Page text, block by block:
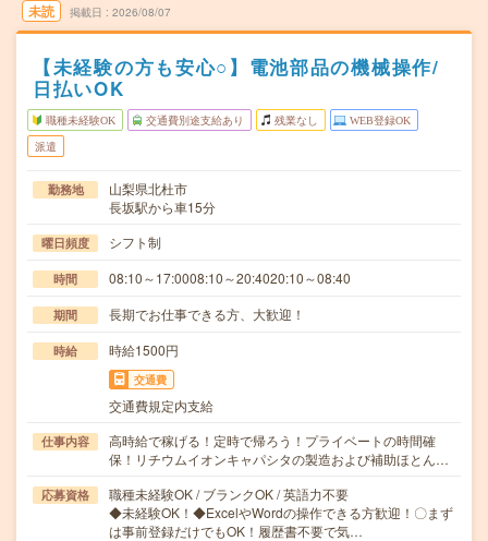
未読 掲載日 2026/08/07
【未経験の方も安心○】電池部品の機械操作/
日払いOK
職種未経験OK 交通費別途支給あり 残業なし WEB登録OK
派遣
勤務地
山梨県北杜市
長坂駅から車15分
曜日頻度 シフト制
時間 08:10～17:0008:10～20:4020:10～08:40
期間 長期でお仕事できる方、大歓迎！
時給 時給1500円
交通費
交通費規定内支給
仕事内容
高時給で稼げる！定時で帰ろう！プライベートの時間確
保！リチウムイオンキャパシタの製造および補助ほとん…
応募資格
職種未経験OK / ブランクOK / 英語力不要
◆未経験OK！◆ExcelやWordの操作できる方歓迎！〇まず
は事前登録だけでもOK！履歴書不要で気…